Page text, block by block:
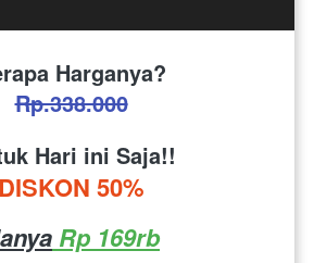
Harganya?
Rp.338.000
Hari ini Saja!!
DISKON 50%
Rp 169rb